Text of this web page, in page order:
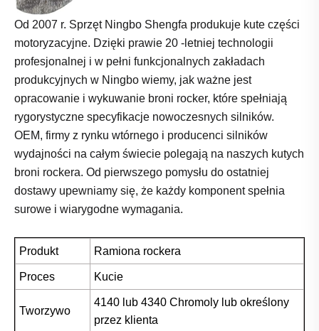
Od 2007 r. Sprzęt Ningbo Shengfa produkuje kute części
motoryzacyjne. Dzięki prawie 20 -letniej technologii
profesjonalnej i w pełni funkcjonalnych zakładach
produkcyjnych w Ningbo wiemy, jak ważne jest
opracowanie i wykuwanie broni rocker, które spełniają
rygorystyczne specyfikacje nowoczesnych silników.
OEM, firmy z rynku wtórnego i producenci silników
wydajności na całym świecie polegają na naszych kutych
broni rockera. Od pierwszego pomysłu do ostatniej
dostawy upewniamy się, że każdy komponent spełnia
surowe i wiarygodne wymagania.
Produkt Ramiona rockera
Proces Kucie
Tworzywo
4140 lub 4340 Chromoly lub określony
przez klienta